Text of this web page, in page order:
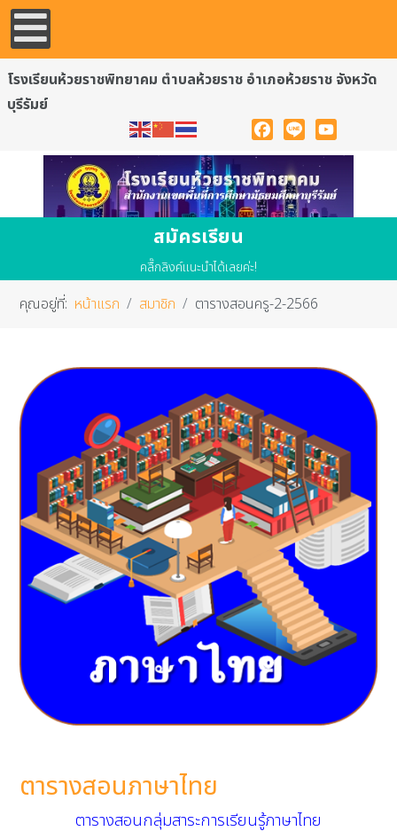
โรงเรียนห้วยราชพิทยาคม ตำบลห้วยราช อำเภอห้วยราช จังหวัด
บุรีรัมย์
Facebook
Line YouTube
สมัครเรียน
คลื๊กลิงค์แนะนำได้เลยค่ะ!
คุณอยู่ที่: หน้าแรก สมาชิก ตารางสอนครู-2-2566
ตารางสอนภาษาไทย
ตารางสอนกลุ่มสาระการเรียนรู้ภาษาไทย